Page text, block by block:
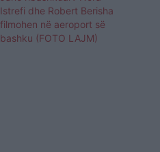
Istrefi dhe Robert Berisha
filmohen në aeroport së
bashku (FOTO LAJM)